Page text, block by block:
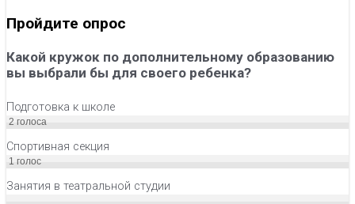
Пройдите опрос
Какой кружок по дополнительному образованию
вы выбрали бы для своего ребенка?
Подготовка к школе
2голоса
Спортивная секция
1голос
Занятия в театральной студии